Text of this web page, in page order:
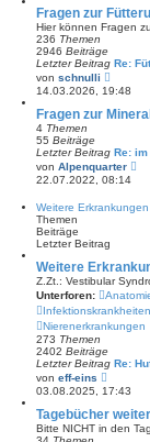
r
a
e
s
r
B
r
Fragen zur
Hier können Fragen
236 Themen
2946 Beiträge
Letzter Beitrag Re:
von schnulli
e
u
e
s
e
B
e
t
14.03.2026, 19:48
Fragen zur
4 Themen
55 Beiträge
Letzter Beitrag Re: im
von Alpenquarter
s
e
i
t
r
g
22.07.2022, 08:14
Weitere
Themen
Beiträge
Letzter Beitrag
Weitere
Z.Zt.: Vestibular
Unterforen:
Nierenerkrankungen
273 Themen
2402 Beiträge
Letzter Beitrag Re:
von eff-eins
e
u
e
s
03.08.2025, 17:43
Tagebücher
Bitte NICHT in den